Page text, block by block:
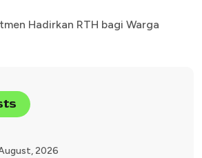
Hadirkan RTH bagi Warga
2026